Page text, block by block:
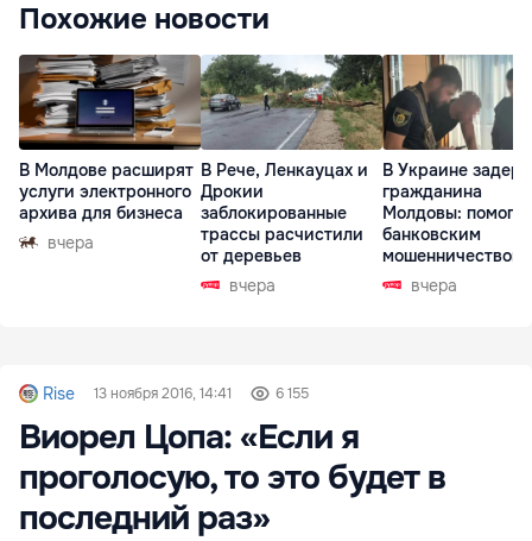
Похожие новости
В Молдове расширят
услуги электронного
архива для бизнеса
вчера
В Рече, Ленкауцах и
Дрокии
заблокированные
трассы расчистили
от деревьев
вчера
В Украине
гражданина
Молдовы:
банковским
мошенничеством
Чехиивчера
Rise 13 ноября 2016, 14:41 6 155
Виорел Цопа: «Если я
проголосую, то это будет в
последний раз»